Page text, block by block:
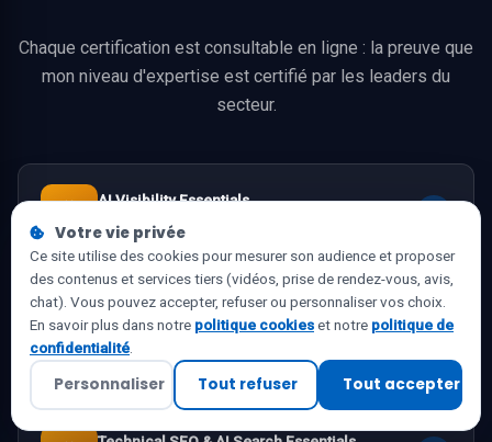
Chaque certification est consultable en ligne : la preuve que
mon niveau d'expertise est certifié par les leaders du
secteur.
AI Visibility Essentials
SEMrush Academy
Content Marketing Essentials for SEO
SEMrush Academy
Votre vie privée
Ce site utilise des cookies pour mesurer son audience et proposer
des contenus et services tiers (vidéos, prise de rendez-vous, avis,
chat). Vous pouvez accepter, refuser ou personnaliser vos choix.
En savoir plus dans notre politique cookieset notre politique de
confidentialité
Personnaliser Tout refuser Tout accepter